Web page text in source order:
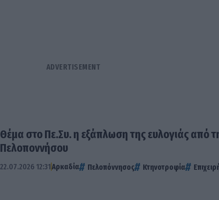
Θέμα στο Πε.Συ. η εξάπλωση της ευλογιάς από
Πελοποννήσου
22.07.2026 12:31Αρκαδία Πελοπόννησος Κτηνοτροφία